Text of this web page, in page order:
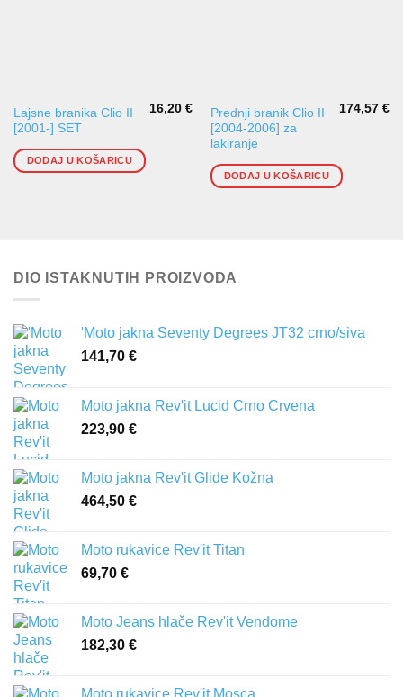
Lajsne branika Clio II
[2001-] SET
16,20€
DODAJ U KOŠARICU
Prednji branik Clio II
[2004-2006] za
lakiranje
174,57€
DODAJ U KOŠARICU
DIO ISTAKNUTIH PROIZVODA
'Moto jakna Seventy Degrees JT32 crno/siva
141,70 €
Moto jakna Rev'it Lucid Crno Crvena
223,90 €
Moto jakna Rev'it Glide Kožna
464,50 €
Moto rukavice Rev'it Titan
69,70 €
Moto Jeans hlače Rev'it Vendome
182,30 €